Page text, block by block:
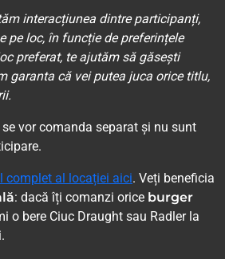
interacțiunea dintre participanți,
pe loc, în funcție de preferințele
preferat, te ajutăm să găsești
garanta că vei putea juca orice titlu,
vor comanda separat și nu sunt
complet al locației aici. Veți beneficia
: dacă îți comanzi orice burger
o bere Ciuc Draught sau Radler la